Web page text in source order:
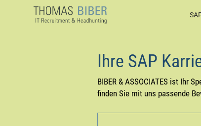
Ihre SAP
BIBER & ASSOCIATES ist Ihr
finden Sie mit uns passende